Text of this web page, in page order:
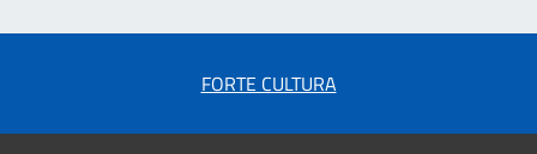
FORTE CULTURA